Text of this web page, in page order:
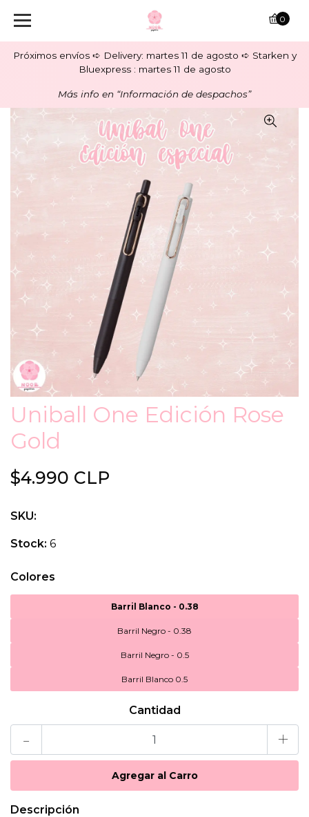
Próximos envíos ➪ Delivery: martes 11 de agosto ➪ Starken y
Bluexpress : martes 11 de agosto
Más info en “Información de despachos”
0
Uniball One Edición Rose
Gold
$4.990 CLP
SKU:
Stock: 6
Colores
Barril Blanco - 0.38
Barril Negro - 0.38
Barril Negro - 0.5
Barril Blanco 0.5
Cantidad
- +
Descripción